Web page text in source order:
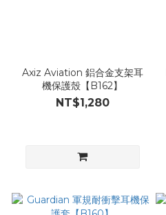
Axiz Aviation 鋁合金支架耳
機保護殼【B162】
NT$1,280